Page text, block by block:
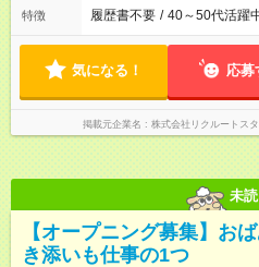
特徴 履歴書不要 / 40～50代活躍
気になる！ 応募
掲載元企業名 株式会社リクルートス
未読
【オープニング募集】お
き添いも仕事の1つ